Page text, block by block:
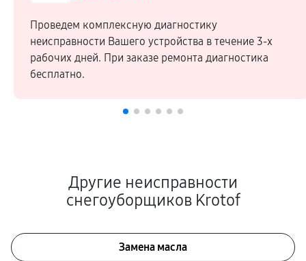
Проведем комплексную диагностику
неисправности Вашего устройства в течение 3-х
рабочих дней. При заказе ремонта диагностика
бесплатно.
Другие неисправности
снегоуборщиков Krotof
Замена масла